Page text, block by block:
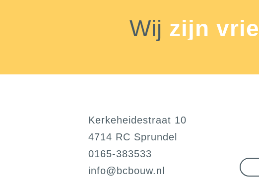
Wij zijn
Kerkeheidestraat 10
4714 RC Sprundel
0165-383533
ln.wuobcb
@ofni